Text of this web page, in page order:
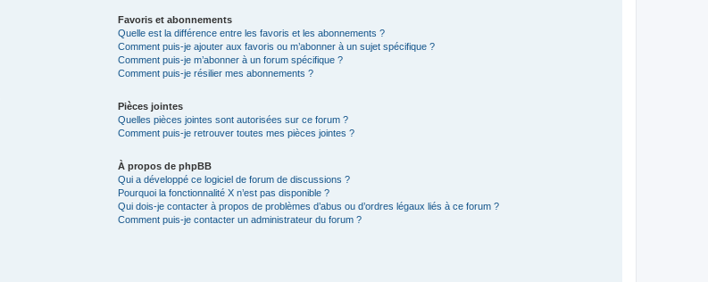
Favoris et abonnements
Quelle est la différence entre les favoris et les abonnements ?
Comment puis-je ajouter aux favoris ou m’abonner à un sujet spécifique ?
Comment puis-je m’abonner à un forum spécifique ?
Comment puis-je résilier mes abonnements ?
Pièces jointes
Quelles pièces jointes sont autorisées sur ce forum ?
Comment puis-je retrouver toutes mes pièces jointes ?
À propos de phpBB
Qui a développé ce logiciel de forum de discussions ?
Pourquoi la fonctionnalité X n’est pas disponible ?
Qui dois-je contacter à propos de problèmes d’abus ou d’ordres légaux liés à ce forum ?
Comment puis-je contacter un administrateur du forum ?